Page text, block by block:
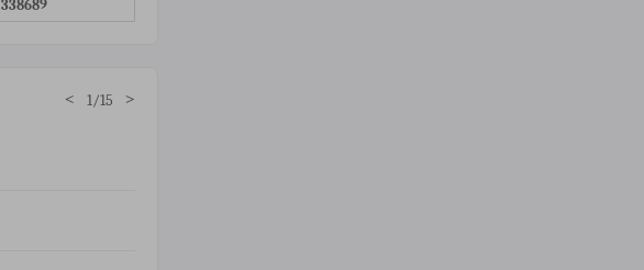
338689
< 1/15 >